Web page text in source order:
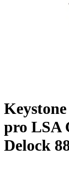
pro LSA
Delock